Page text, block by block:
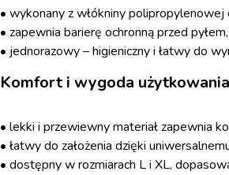
• wykonany z włókniny polipropylenowej
• zapewnia barierę ochronną przed
• jednorazowy – higieniczny i łatwy do
Komfort i wygoda użytkowania
• lekki i przewiewny materiał zapewnia
• łatwy do założenia dzięki
• dostępny w rozmiarach L i XL,